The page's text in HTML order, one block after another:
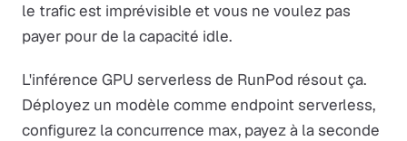
le trafic est imprévisible et vous ne voulez pas
payer pour de la capacité idle.
L'inférence GPU serverless de RunPod résout ça.
Déployez un modèle comme endpoint serverless,
configurez la concurrence max, payez à la seconde